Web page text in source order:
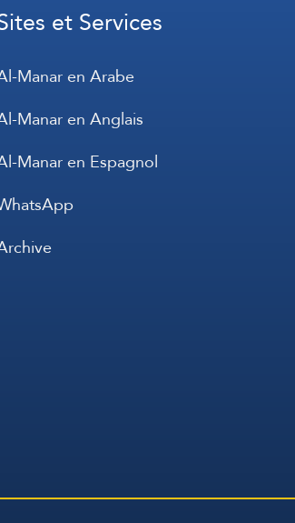
et Services
Manar en Arabe
Manar en Anglais
Manar en Espagnol